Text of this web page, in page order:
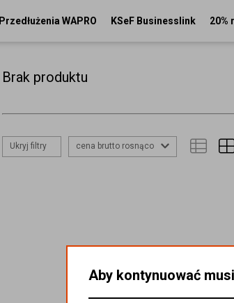
Przedłużenia WAPRO KSeF Businesslink 20%
Brak produktu
Ukryj filtry cena brutto rosnąco
Aby kontynuować